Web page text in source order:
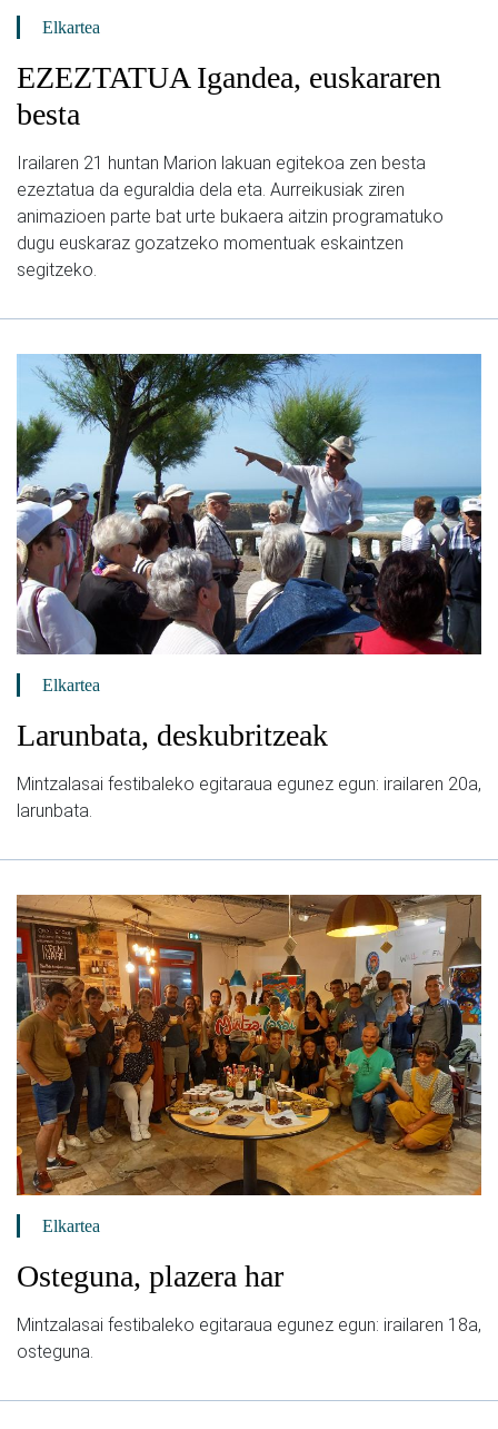
Elkartea
EZEZTATUA Igandea, euskararen
besta
Irailaren 21 huntan Marion lakuan egitekoa zen besta
ezeztatua da eguraldia dela eta. Aurreikusiak ziren
animazioen parte bat urte bukaera aitzin programatuko
dugu euskaraz gozatzeko momentuak eskaintzen
segitzeko.
Elkartea
Larunbata, deskubritzeak
Mintzalasai festibaleko egitaraua egunez egun: irailaren 20a,
larunbata.
Elkartea
Osteguna, plazera har
Mintzalasai festibaleko egitaraua egunez egun: irailaren 18a,
osteguna.